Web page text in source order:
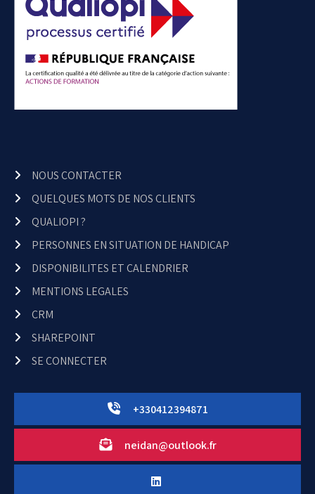
NOUS CONTACTER
QUELQUES MOTS DE NOS CLIENTS
QUALIOPI ?
PERSONNES EN SITUATION DE HANDICAP
DISPONIBILITES ET CALENDRIER
MENTIONS LEGALES
CRM
SHAREPOINT
SE CONNECTER
+330412394871
neidan@outlook.fr